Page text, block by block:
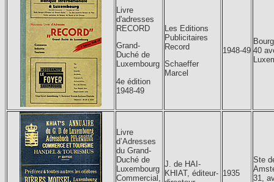
Livre
d'adresses
RECORD
Grand-
Duché de
Luxembourg
4e édition
1948-49
Les Editions
Publicitaires
Record
Schaeffer
Marcel
1948-49 40
Livre
d’Adresses
du Grand-
Duché de
Luxembourg
Commercial,
J. de HAI-
KHIAT, éditeur- 1935
Ste
31,